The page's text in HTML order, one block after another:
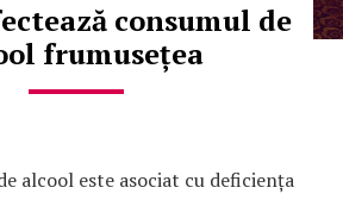
consumul de
frumusețea
alcool este asociat cu deficiența